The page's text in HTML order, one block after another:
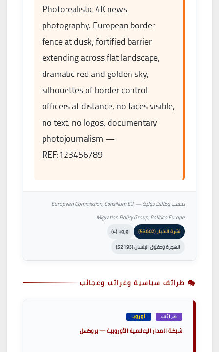
Photorealistic 4K news
photography. European border
fence at dusk, fortified barrier
extending across flat landscape,
dramatic red and golden sky,
silhouettes of border control
officers at distance, no faces visible,
no text, no logos, documentary
photojournalism —
REF:123456789
بحسب وكالات دولية — European Commission، Consilium EU،
Migration Policy Group، Politico Europe
نشرة الاخبار (53602)
اوروبا (4)
الهجرة وحقوق الإنسان (52195)
🎭 طرائف سياسية وغرائب وعجائب
طرائف أوروبا
شبكة المدار الإعلامية الأوروبية — بروكسل